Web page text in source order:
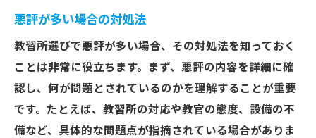
悪評が多い場合の対処法
教習所選びで悪評が多い場合、その対処法を知っておく
ことは非常に役立ちます。まず、悪評の内容を詳細に確
認し、何が問題とされているのかを理解することが重要
です。たとえば、教習所の対応や教官の態度、設備の不
備など、具体的な問題点が指摘されている場合がありま